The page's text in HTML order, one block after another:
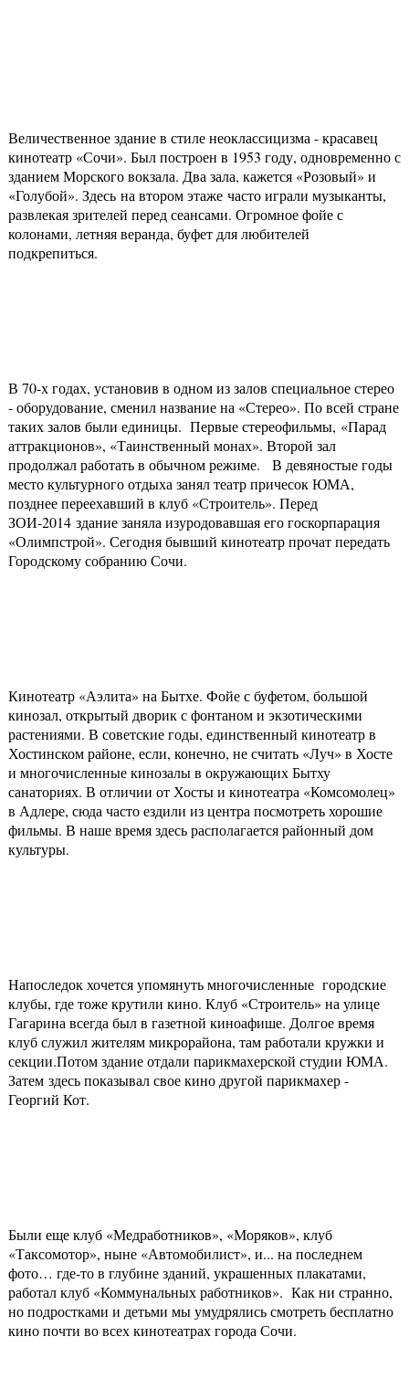
Величественное здание в стиле неоклассицизма - красавец
кинотеатр «Сочи». Был построен в 1953 году, одновременно с
зданием Морского вокзала. Два зала, кажется «Розовый» и
«Голубой». Здесь на втором этаже часто играли музыканты,
развлекая зрителей перед сеансами. Огромное фойе с
колонами, летняя веранда, буфет для любителей
подкрепиться.
В 70-х годах, установив в одном из залов специальное стерео
- оборудование, сменил название на «Стерео». По всей стране
таких залов были единицы. Первые стереофильмы, «Парад
аттракционов», «Таинственный монах». Второй зал
продолжал работать в обычном режиме. В девяностые годы
место культурного отдыха занял театр причесок ЮМА,
позднее переехавший в клуб «Строитель». Перед
ЗОИ-2014 здание заняла изуродовавшая его госкорпарация
«Олимпстрой». Сегодня бывший кинотеатр прочат передать
Городскому собранию Сочи.
Кинотеатр «Аэлита» на Бытхе. Фойе с буфетом, большой
кинозал, открытый дворик с фонтаном и экзотическими
растениями. В советские годы, единственный кинотеатр в
Хостинском районе, если, конечно, не считать «Луч» в Хосте
и многочисленные кинозалы в окружающих Бытху
санаториях. В отличии от Хосты и кинотеатра «Комсомолец»
в Адлере, сюда часто ездили из центра посмотреть хорошие
фильмы. В наше время здесь располагается районный дом
культуры.
Напоследок хочется упомянуть многочисленные городские
клубы, где тоже крутили кино. Клуб «Строитель» на улице
Гагарина всегда был в газетной киноафише. Долгое время
клуб служил жителям микрорайона, там работали кружки и
секции.Потом здание отдали парикмахерской студии ЮМА.
Затем здесь показывал свое кино другой парикмахер -
Георгий Кот.
Были еще клуб «Медработников», «Моряков», клуб
«Таксомотор», ныне «Автомобилист», и... на последнем
фото… где-то в глубине зданий, украшенных плакатами,
работал клуб «Коммунальных работников». Как ни странно,
но подростками и детьми мы умудрялись смотреть бесплатно
кино почти во всех кинотеатрах города Сочи.